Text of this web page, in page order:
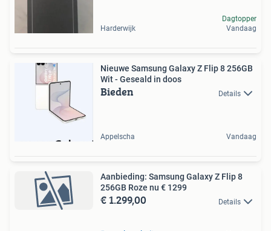
Harderwijk
Dagtopper
Vandaag
Nieuwe Samsung Galaxy Z Flip 8 256GB
Wit - Geseald in doos
Bieden Details
Appelscha Vandaag
Aanbieding: Samsung Galaxy Z Flip 8
256GB Roze nu € 1299
€ 1.299,00 Details